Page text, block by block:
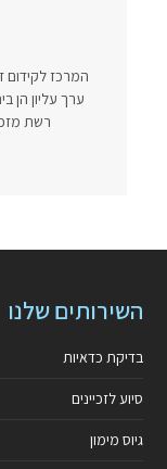
המרכז לקידום
ערך עליון הן
רשת
השירותים שלנו
בדיקת כדאיות
סיוע לזכיינים
גיוס מימון